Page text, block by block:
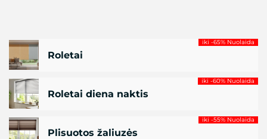
Roletai
iki -65% Nuolaida
Roletai diena naktis
iki -60% Nuolaida
Plisuotos žaliuzės
iki -55% Nuolaida